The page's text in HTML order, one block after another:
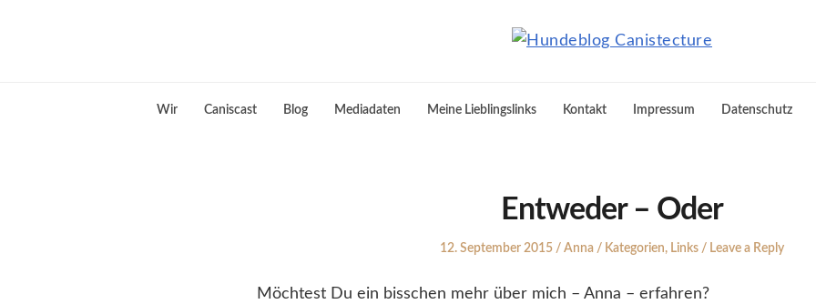
Canistecture
Wir Caniscast Blog Mediadaten Meine Lieblingslinks Kontakt Impressum Datenschutz
Entweder – Oder
Posted
12. September 2015 Author
Anna
Posted
Kategorien, Links Leave a Reply
Möchtest Du ein bisschen mehr über mich – Anna – erfahren?